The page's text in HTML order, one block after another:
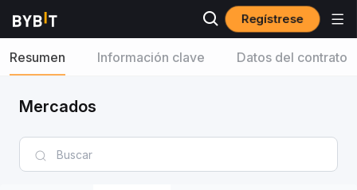
Regístrese
Resumen Información clave Datos del contrato
Mercados